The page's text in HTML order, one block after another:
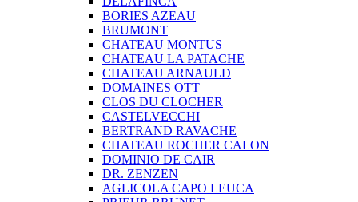
BORIES AZEAU
BRUMONT
CHATEAU MONTUS
CHATEAU LA PATACHE
CHATEAU ARNAULD
DOMAINES OTT
CLOS DU CLOCHER
CASTELVECCHI
BERTRAND RAVACHE
CHATEAU ROCHER CALON
DOMINIO DE CAIR
DR. ZENZEN
AGLICOLA CAPO LEUCA